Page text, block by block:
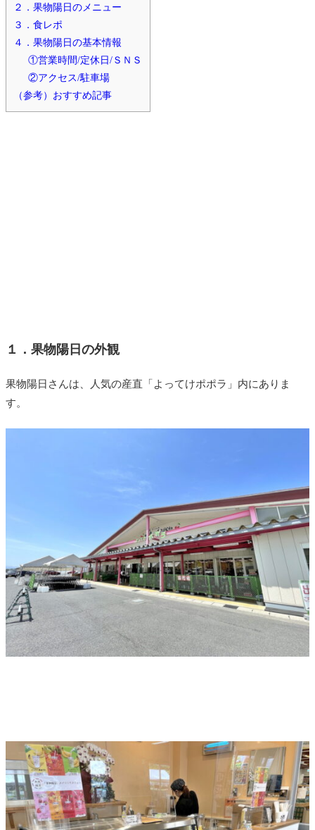
２．果物陽日のメニュー
３．食レポ
４．果物陽日の基本情報
①営業時間/定休日/ＳＮＳ
②アクセス/駐車場
（参考）おすすめ記事
１．果物陽日の外観
果物陽日さんは、人気の産直「よってけポポラ」内にありま
す。